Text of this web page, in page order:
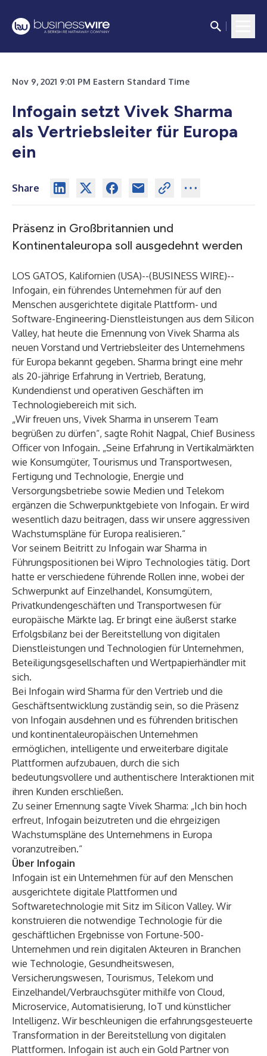
Nov 9, 2021 9:01 PM Eastern Standard Time
Infogain setzt Vivek Sharma
als Vertriebsleiter für Europa
ein
Share
Präsenz in Großbritannien und
Kontinentaleuropa soll ausgedehnt werden
LOS GATOS, Kalifornien (USA)--(BUSINESS WIRE)--
Infogain, ein führendes Unternehmen für auf den
Menschen ausgerichtete digitale Plattform- und
Software-Engineering-Dienstleistungen aus dem Silicon
Valley, hat heute die Ernennung von Vivek Sharma als
neuen Vorstand und Vertriebsleiter des Unternehmens
für Europa bekannt gegeben. Sharma bringt eine mehr
als 20-jährige Erfahrung in Vertrieb, Beratung,
Kundendienst und operativen Geschäften im
Technologiebereich mit sich.
„Wir freuen uns, Vivek Sharma in unserem Team
begrüßen zu dürfen“, sagte Rohit Nagpal, Chief Business
Officer von Infogain. „Seine Erfahrung in Vertikalmärkten
wie Konsumgüter, Tourismus und Transportwesen,
Fertigung und Technologie, Energie und
Versorgungsbetriebe sowie Medien und Telekom
ergänzen die Schwerpunktgebiete von Infogain. Er wird
wesentlich dazu beitragen, dass wir unsere aggressiven
Wachstumspläne für Europa realisieren.“
Vor seinem Beitritt zu Infogain war Sharma in
Führungspositionen bei Wipro Technologies tätig. Dort
hatte er verschiedene führende Rollen inne, wobei der
Schwerpunkt auf Einzelhandel, Konsumgütern,
Privatkundengeschäften und Transportwesen für
europäische Märkte lag. Er bringt eine äußerst starke
Erfolgsbilanz bei der Bereitstellung von digitalen
Dienstleistungen und Technologien für Unternehmen,
Beteiligungsgesellschaften und Wertpapierhändler mit
sich.
Bei Infogain wird Sharma für den Vertrieb und die
Geschäftsentwicklung zuständig sein, so die Präsenz
von Infogain ausdehnen und es führenden britischen
und kontinentaleuropäischen Unternehmen
ermöglichen, intelligente und erweiterbare digitale
Plattformen aufzubauen, durch die sich
bedeutungsvollere und authentischere Interaktionen mit
ihren Kunden erschließen.
Zu seiner Ernennung sagte Vivek Sharma: „Ich bin hoch
erfreut, Infogain beizutreten und die ehrgeizigen
Wachstumspläne des Unternehmens in Europa
voranzutreiben.“
Über Infogain
Infogain ist ein Unternehmen für auf den Menschen
ausgerichtete digitale Plattformen und
Softwaretechnologie mit Sitz im Silicon Valley. Wir
konstruieren die notwendige Technologie für die
geschäftlichen Ergebnisse von Fortune-500-
Unternehmen und rein digitalen Akteuren in Branchen
wie Technologie, Gesundheitswesen,
Versicherungswesen, Tourismus, Telekom und
Einzelhandel/Verbrauchsgüter mithilfe von Cloud,
Microservice, Automatisierung, IoT und künstlicher
Intelligenz. Wir beschleunigen die erfahrungsgesteuerte
Transformation in der Bereitstellung von digitalen
Plattformen. Infogain ist auch ein Gold Partner von